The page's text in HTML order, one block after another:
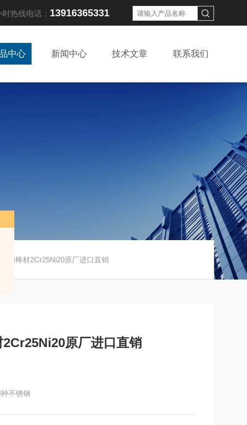
时热线电话： 13916365331
中心 新闻中心 技术文章 联系我们
钢棒材2Cr25Ni20原厂进口直销
原厂进口直销
不锈钢